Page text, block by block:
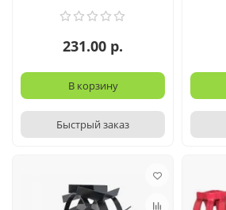
231.00 р.
В корзину
Быстрый заказ